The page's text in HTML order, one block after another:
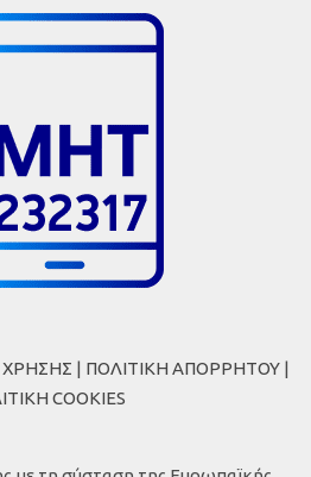
ΧΡΗΣΗΣ ΠΟΛΙΤΙΚΗ ΑΠΟΡΡΗΤΟΥ
COOKIES